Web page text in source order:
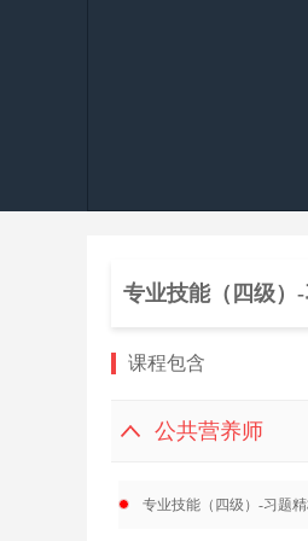
专业技能（四级）
课程包含
公共营养师
专业技能（四级）-习题